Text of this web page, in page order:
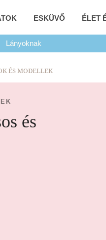
ESKÜVŐ ÉLET
Lányoknak
ÉS MODELLEK
és